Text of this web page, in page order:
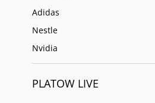
Adidas
Nestle
Nvidia
PLATOW LIVE